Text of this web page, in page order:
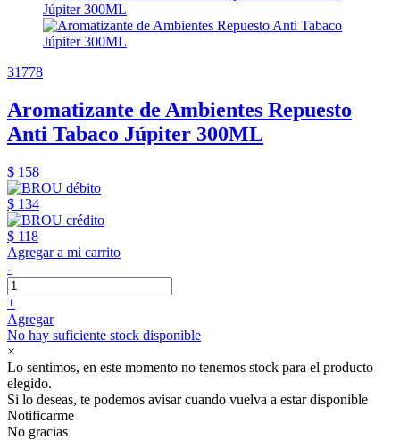
31778
Aromatizante de Ambientes Repuesto
Anti Tabaco Júpiter 300ML
$ 158
$ 134
$ 118
Agregar a mi carrito
-
+
Agregar
No hay suficiente stock disponible
×
Lo sentimos, en este momento no tenemos stock para el producto
elegido.
Si lo deseas, te podemos avisar cuando vuelva a estar disponible
Notificarme
No gracias